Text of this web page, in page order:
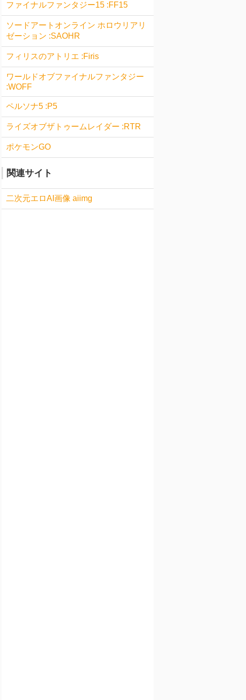
ファイナルファンタジー15 :FF15
ソードアートオンライン ホロウリアリ
ゼーション :SAOHR
フィリスのアトリエ :Firis
ワールドオブファイナルファンタジー
:WOFF
ペルソナ5 :P5
ライズオブザトゥームレイダー :RTR
ポケモンGO
関連サイト
二次元エロAI画像 aiimg